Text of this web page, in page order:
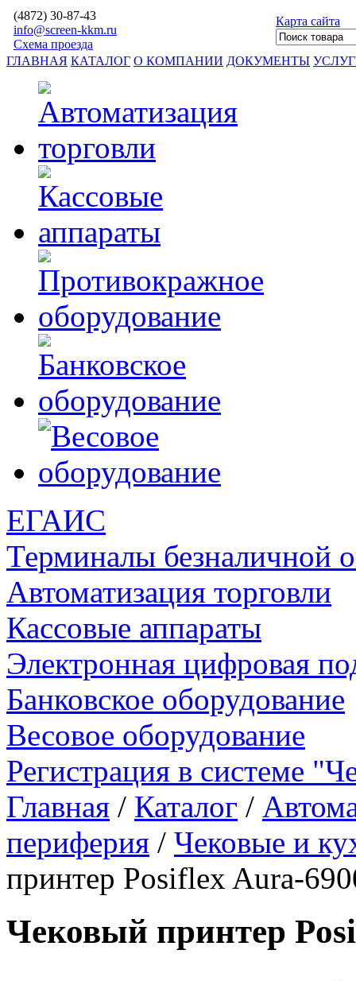
(4872) 30-87-43
info@screen-kkm.ru
Схема проезда
Карта сайта
ГЛАВНАЯ КАТАЛОГ О КОМПАНИИ ДОКУМЕНТЫ
ЕГАИС
Терминалы безналичной
Автоматизация торговли
Кассовые аппараты
Электронная цифровая
Банковское оборудование
Весовое оборудование
Регистрация в системе
Главная / Каталог /
периферия / Чековые и
принтер Posiflex Aura-
Чековый принтер